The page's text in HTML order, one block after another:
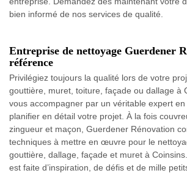
bien informé de nos services de qualité.
Entreprise de nettoyage Guerdener
référence
Privilégiez toujours la qualité lors de votre
gouttière, muret, toiture, façade ou dallage à
vous accompagner par un véritable expert
planifier en détail votre projet. À la fois
zingueur et maçon, Guerdener Rénovation
techniques à mettre en œuvre pour le
gouttière, dallage, façade et muret à
est faite d’inspiration, de défis et de mille